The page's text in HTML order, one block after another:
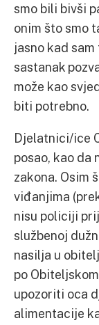
smo bili bivši
onim što smo
jasno kad
sastanak
može kao
biti potrebno.
Djelatnici/ice
posao, kao da
zakona. Osim
viđanjima
nisu policiji
službenoj
nasilja u
po
upozoriti oca
alimentacije